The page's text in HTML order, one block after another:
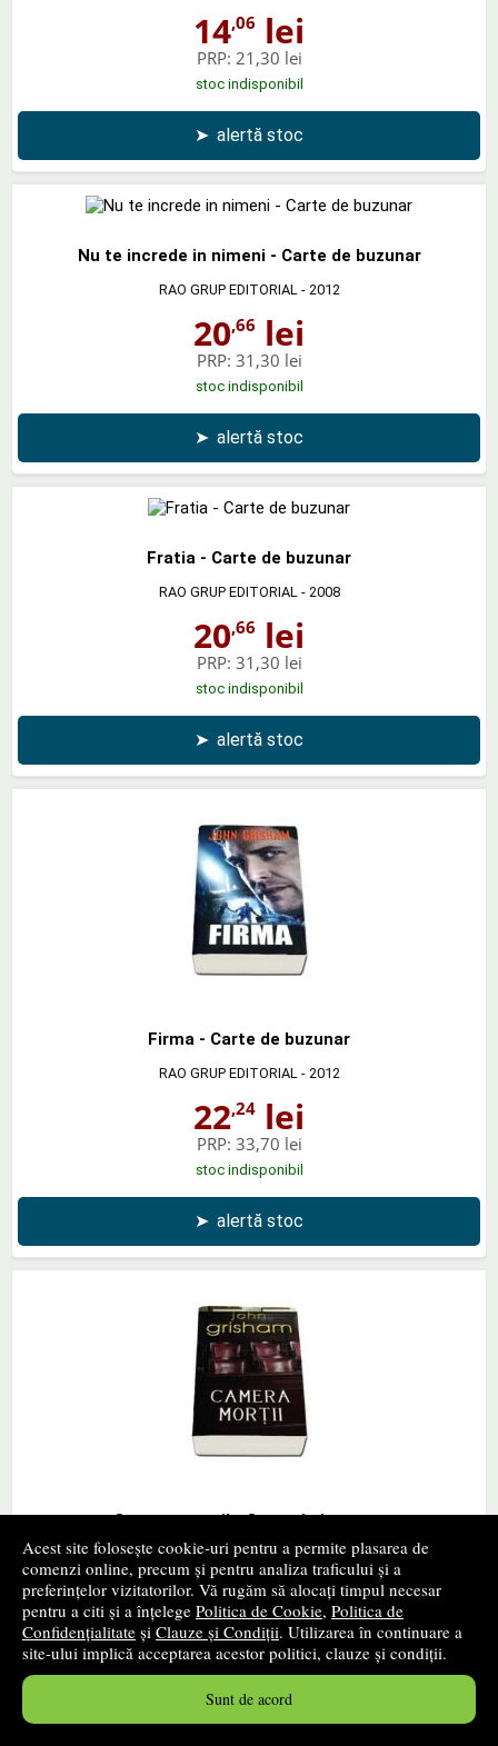
Acest site folosește cookie-uri pentru a permite plasarea de
comenzi online, precum și pentru analiza traficului și a
preferințelor vizitatorilor. Vă rugăm să alocați timpul necesar
pentru a citi și a înțelege Politica de Cookie, Politica de
Confidențialitate și Clauze și Condiții. Utilizarea în continuare a
site-ului implică acceptarea acestor politici, clauze și condiții.
Sunt de acord
14,06 lei
PRP: 21,30 lei
stoc indisponibil
➤ alertă stoc
Nu te increde in nimeni - Carte de buzunar
RAO GRUP EDITORIAL - 2012
20,66 lei
PRP: 31,30 lei
stoc indisponibil
➤ alertă stoc
Fratia - Carte de buzunar
RAO GRUP EDITORIAL - 2008
20,66 lei
PRP: 31,30 lei
stoc indisponibil
➤ alertă stoc
Firma - Carte de buzunar
RAO GRUP EDITORIAL - 2012
22,24 lei
PRP: 33,70 lei
stoc indisponibil
➤ alertă stoc
Camera mortii - Carte de buzunar
RAO GRUP EDITORIAL- 2007
24,35lei
PRP:36,90 lei
stoc indisponibil
➤ alertă stoc